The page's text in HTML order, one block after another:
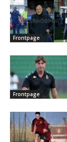
Frontpage
Frontpage